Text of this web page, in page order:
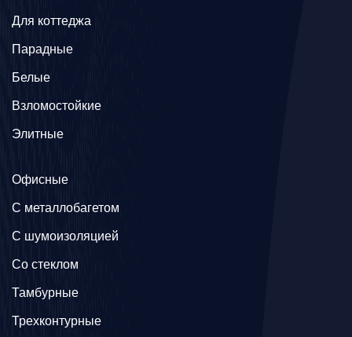
Для коттеджа
Парадные
Белые
Взломостойкие
Элитные
Офисные
C металлобагетом
С шумоизоляцией
Со стеклом
Тамбурные
Трехконтурные